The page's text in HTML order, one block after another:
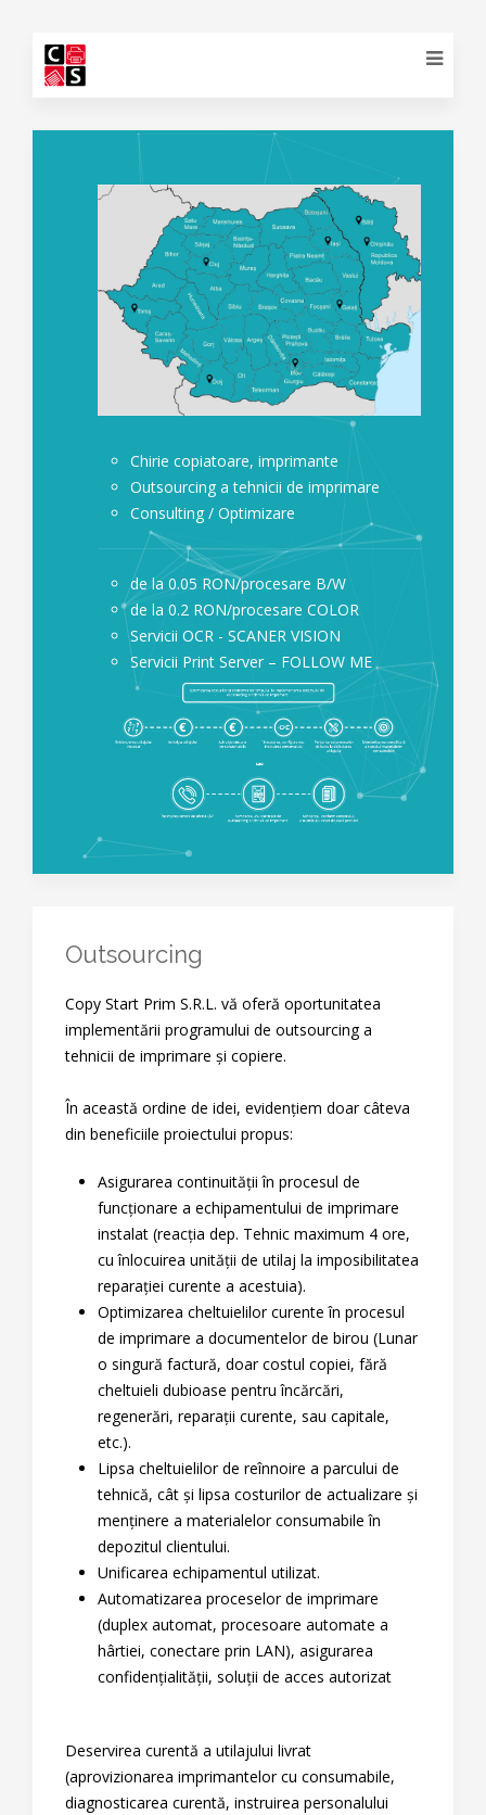
Chirie copiatoare, imprimante
Outsourcing a tehnicii de imprimare
Consulting / Optimizare
de la 0.05 RON/procesare B/W
de la 0.2 RON/procesare COLOR
Servicii OCR - SCANER VISION
Servicii Print Server – FOLLOW ME
Outsourcing
Copy Start Prim S.R.L. vă oferă oportunitatea
implementării programului de outsourcing a
tehnicii de imprimare și copiere.
În această ordine de idei, evidențiem doar câteva
din beneficiile proiectului propus:
Asigurarea continuității în procesul de
funcționare a echipamentului de imprimare
instalat (reacția dep. Tehnic maximum 4 ore,
cu înlocuirea unității de utilaj la imposibilitatea
reparației curente a acestuia).
Optimizarea cheltuielilor curente în procesul
de imprimare a documentelor de birou (Lunar
o singură factură, doar costul copiei, fără
cheltuieli dubioase pentru încărcări,
regenerări, reparații curente, sau capitale,
etc.).
Lipsa cheltuielilor de reînnoire a parcului de
tehnică, cât și lipsa costurilor de actualizare și
menținere a materialelor consumabile în
depozitul clientului.
Unificarea echipamentul utilizat.
Automatizarea proceselor de imprimare
(duplex automat, procesoare automate a
hârtiei, conectare prin LAN), asigurarea
confidențialității, soluții de acces autorizat
Deservirea curentă a utilajului livrat
(aprovizionarea imprimantelor cu consumabile,
diagnosticarea curentă, instruirea personalului